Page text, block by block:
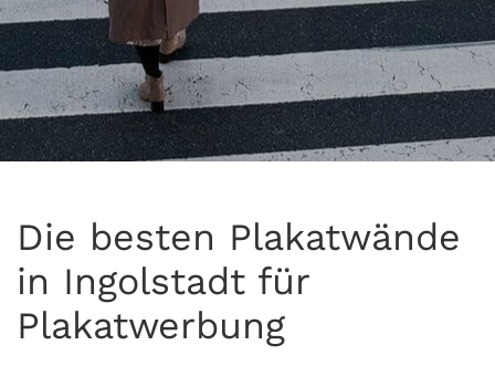
Die besten Plakatwände
in Ingolstadt für
Plakatwerbung